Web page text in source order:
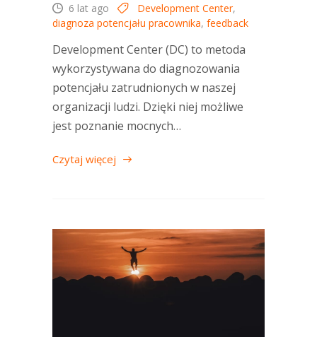
6 lat ago Development Center,
diagnoza potencjału pracownika, feedback
Development Center (DC) to metoda
wykorzystywana do diagnozowania
potencjału zatrudnionych w naszej
organizacji ludzi. Dzięki niej możliwe
jest poznanie mocnych…
Czytaj więcej